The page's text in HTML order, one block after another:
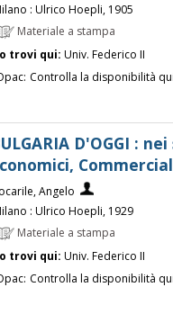
: Ulrico Hoepli, 1905
Materiale a stampa
trovi qui: Univ. Federico II
Controlla la disponibilità
D'OGGI :
Angelo
: Ulrico Hoepli, 1929
Materiale a stampa
trovi qui: Univ. Federico II
Controlla la disponibilità